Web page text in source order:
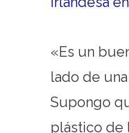
«Es un
lado de
Supongo
plástico de